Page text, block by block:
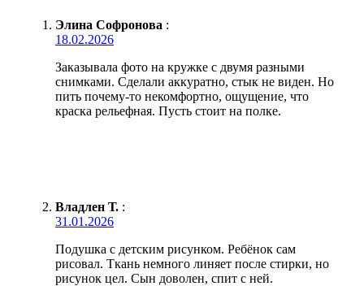
Элина Софронова :
18.02.2026
Заказывала фото на кружке с двумя разными
снимками. Сделали аккуратно, стык не виден. Но
пить почему-то некомфортно, ощущение, что
краска рельефная. Пусть стоит на полке.
Владлен Т. :
31.01.2026
Подушка с детским рисунком. Ребёнок сам
рисовал. Ткань немного линяет после стирки, но
рисунок цел. Сын доволен, спит с ней.